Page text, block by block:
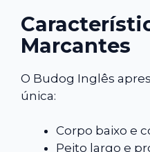
Marcantes
O Budog Inglês
única:
Corpo baixo e
Peito largo e